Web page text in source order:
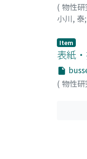
( 物性
小川, 泰;
Item
表紙
( 物性